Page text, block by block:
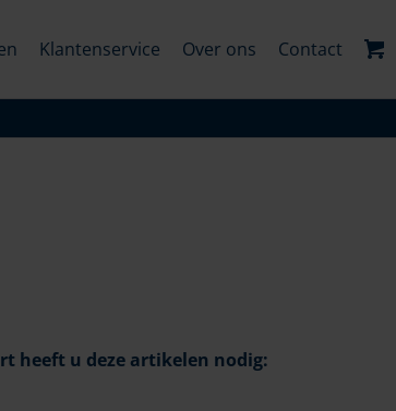
Klantenservice Over ons Contact
heeft u deze artikelen nodig: